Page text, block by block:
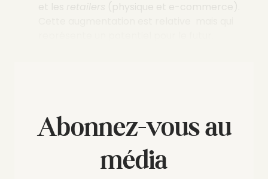
Abonnez-vous au
média